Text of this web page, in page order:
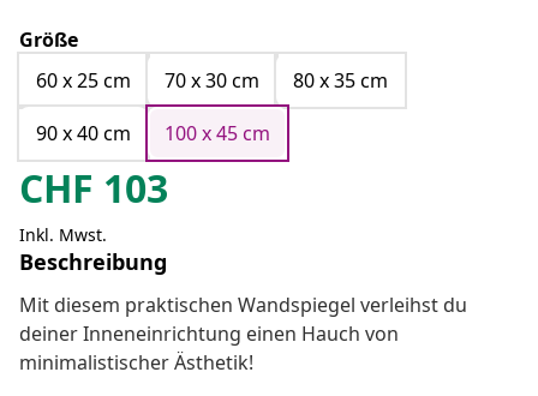
Größe
60 x 25 cm
70 x 30 cm
80 x 35 cm
90 x 40 cm
100 x 45 cm
CHF 103
Inkl. Mwst.
Beschreibung
Mit diesem praktischen Wandspiegel verleihst du
deiner Inneneinrichtung einen Hauch von
minimalistischer Ästhetik!